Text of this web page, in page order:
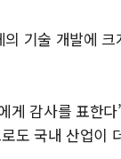
기술 개발에 크
게 감사를 표한다
도 국내 산업이